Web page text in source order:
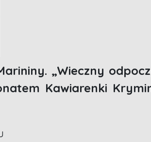
„Wieczny
Kawiarenki